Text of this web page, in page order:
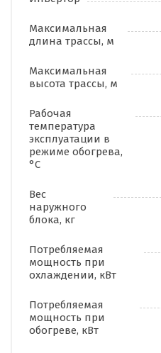
Максимальная
длина трассы, м
Максимальная
высота трассы, м
Рабочая
температура
эксплуатации в
режиме обогрева,
°C
Вес
наружного
блока, кг
Потребляемая
мощность при
охлаждении, кВт
Потребляемая
мощность при
обогреве, кВт